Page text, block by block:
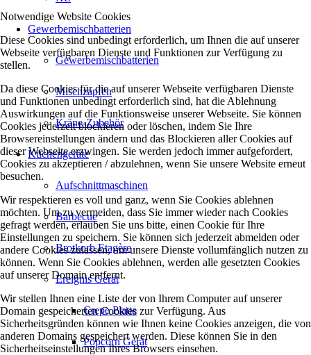
Gewerbemischbatterien
Gewerbemischbatterien
Mischzapfen
Kräne-Zubehör
Küchengeräte
Aufschnittmaschinen
Barbecue
Brotkorb Etagère
Ereignis Gerät
Crepe Platte
Popcorn Gerät
Notwendige Website Cookies
Diese Cookies sind unbedingt erforderlich, um Ihnen die auf unserer
Webseite verfügbaren Dienste und Funktionen zur Verfügung zu
stellen.
Da diese Cookies für die auf unserer Webseite verfügbaren Dienste
und Funktionen unbedingt erforderlich sind, hat die Ablehnung
Auswirkungen auf die Funktionsweise unserer Webseite. Sie können
Cookies jederzeit blockieren oder löschen, indem Sie Ihre
Browsereinstellungen ändern und das Blockieren aller Cookies auf
dieser Webseite erzwingen. Sie werden jedoch immer aufgefordert,
Cookies zu akzeptieren / abzulehnen, wenn Sie unsere Website erneut
besuchen.
Wir respektieren es voll und ganz, wenn Sie Cookies ablehnen
möchten. Um zu vermeiden, dass Sie immer wieder nach Cookies
gefragt werden, erlauben Sie uns bitte, einen Cookie für Ihre
Einstellungen zu speichern. Sie können sich jederzeit abmelden oder
andere Cookies zulassen, um unsere Dienste vollumfänglich nutzen zu
können. Wenn Sie Cookies ablehnen, werden alle gesetzten Cookies
auf unserer Domain entfernt.
Wir stellen Ihnen eine Liste der von Ihrem Computer auf unserer
Domain gespeicherten Cookies zur Verfügung. Aus
Sicherheitsgründen können wie Ihnen keine Cookies anzeigen, die von
anderen Domains gespeichert werden. Diese können Sie in den
Sicherheitseinstellungen Ihres Browsers einsehen.